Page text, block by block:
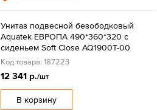
Унитаз подвесной безободковый
Aquatek ЕВРОПА 490*360*320 с
сиденьем Soft Close AQ1900T-00
Код товара: 187223
12 341 р./шт
В корзину